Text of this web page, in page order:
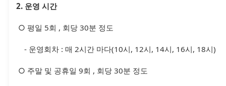
2. 운영 시간
○ 평일 5회 , 회당 30분 정도
- 운영회차 : 매 2시간 마다(10시, 12시, 14시, 16시, 18시)
○ 주말 및 공휴일 9회 , 회당 30분 정도